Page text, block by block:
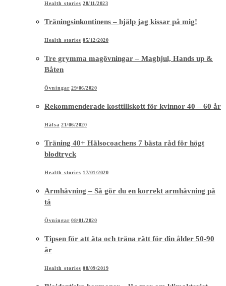
Health stories 28/11/2023
Träningsinkontinens – hjälp jag kissar på mig!
Health stories 05/12/2020
Tre grymma magövningar – Maghjul, Hands up &
Båten
Övningar 29/06/2020
Rekommenderade kosttillskott för kvinnor 40 – 60 år
Hälsa 21/06/2020
Träning 40+ Hälsocoachens 7 bästa råd för högt
blodtryck
Health stories 17/01/2020
Armhävning – Så gör du en korrekt armhävning på
tå
Övningar 08/01/2020
Tipsen för att äta och träna rätt för din ålder 50-90
år
Health stories 08/09/2019